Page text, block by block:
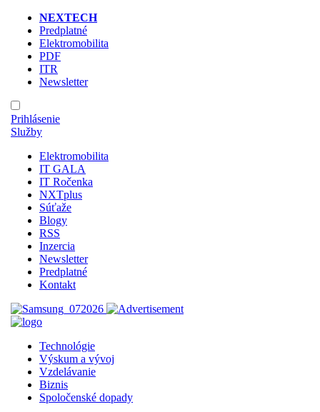
NEXTECH
Predplatné
Elektromobilita
PDF
ITR
Newsletter
Prihlásenie
Služby
Elektromobilita
IT GALA
IT Ročenka
NXTplus
Súťaže
Blogy
RSS
Inzercia
Newsletter
Predplatné
Kontakt
Technológie
Výskum a vývoj
Vzdelávanie
Biznis
Spoločenské dopady